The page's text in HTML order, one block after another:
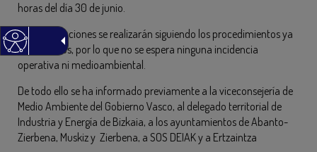
horas del día 30 de junio.
Estas operaciones se realizarán siguiendo los procedimientos ya
establecidos, por lo que no se espera ninguna incidencia
operativa ni medioambiental.
De todo ello se ha informado previamente a la viceconsejería de
Medio Ambiente del Gobierno Vasco, al delegado territorial de
Industria y Energía de Bizkaia, a los ayuntamientos de Abanto-
Zierbena, Muskiz y Zierbena, a SOS DEIAK y a Ertzaintza